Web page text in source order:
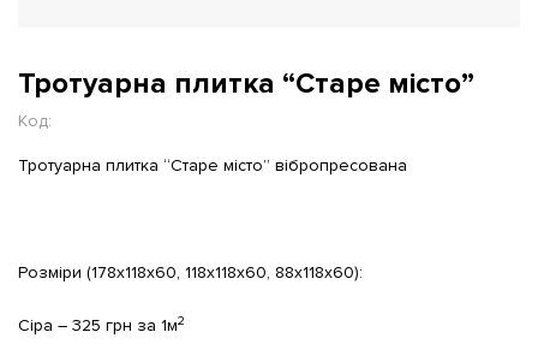
Тротуарна плитка “Старе місто”
Код:
Тротуарна плитка “Старе місто” вібропресована
Розміри (178х118х60, 118х118х60, 88х118х60):
Сіра – 325 грн за 1м2